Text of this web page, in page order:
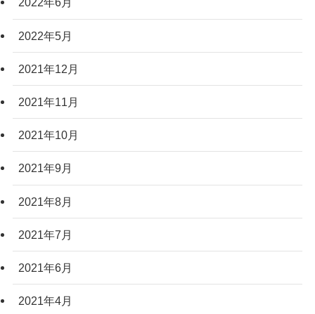
2022年5月
2021年12月
2021年11月
2021年10月
2021年9月
2021年8月
2021年7月
2021年6月
2021年4月